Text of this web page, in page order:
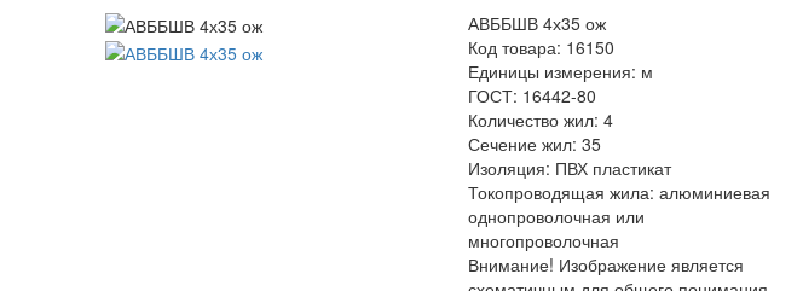
АВББШВ 4х35 ож
Код товара: 16150
Единицы измерения: м
ГОСТ: 16442-80
Количество жил: 4
Сечение жил: 35
Изоляция: ПВХ пластикат
Токопроводящая жила: алюминиевая
однопроволочная или
многопроволочная
Внимание! Изображение является